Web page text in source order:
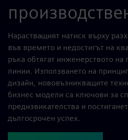
Нарастващият натиск върху
във времето и недостигът на
ръка обтягат инженерството на
линии. Използването на
дизайн, нововъзникващите
бизнес модели са ключови за
предизвикателства и
дългосрочен успех.